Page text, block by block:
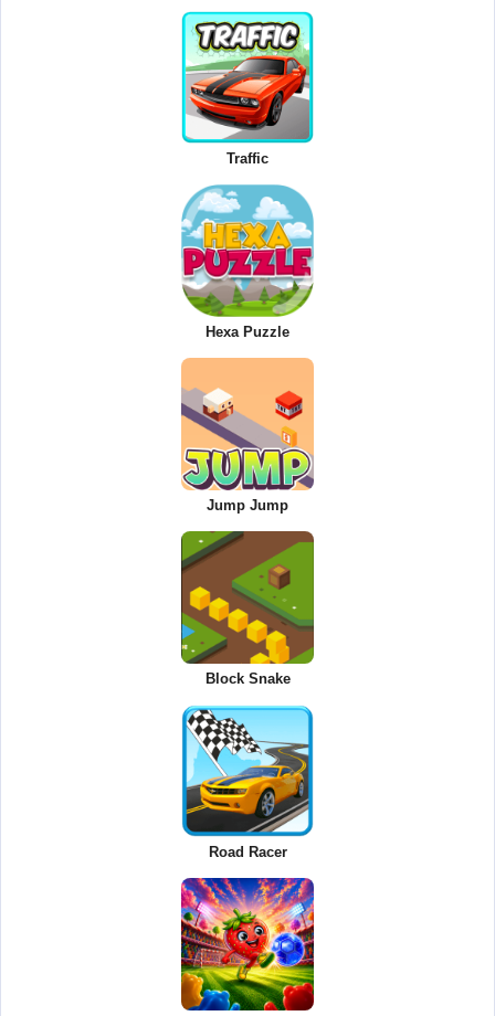
Traffic
Hexa Puzzle
Jump Jump
Block Snake
Road Racer